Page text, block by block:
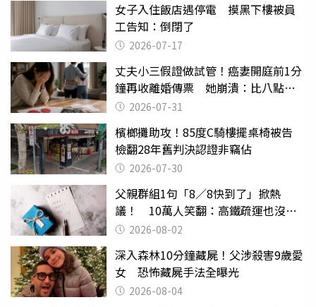
女子入住飯店遇停電 摸黑下樓被員
工告知：倒閉了
2026-07-17
丈夫小三假證做試管！癌妻開庭前1分
鐘再收離婚傳票 她崩潰：比八點檔
還扯2026-07-31
檳榔攤助攻！85度C騎樓擺桌椅被告
檢翻28年舊判決認證非竊佔
2026-07-30
父親群組1句「8／8快到了」掀熱
議！ 10萬人笑翻：高鐵疏運也沒列
父親節
2026-08-02
深入森林10分鐘藏屍！父涉殺害9歲愛
女 恐怖藏屍手法全曝光
2026-08-04